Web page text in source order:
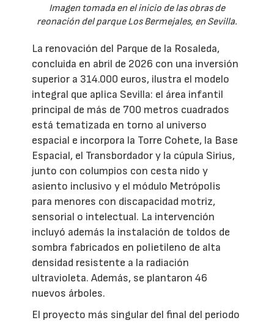
Imagen tomada en el inicio de las obras de
reonación del parque Los Bermejales, en Sevilla.
La renovación del Parque de la Rosaleda,
concluida en abril de 2026 con una inversión
superior a 314.000 euros, ilustra el modelo
integral que aplica Sevilla: el área infantil
principal de más de 700 metros cuadrados
está tematizada en torno al universo
espacial e incorpora la Torre Cohete, la Base
Espacial, el Transbordador y la cúpula Sirius,
junto con columpios con cesta nido y
asiento inclusivo y el módulo Metrópolis
para menores con discapacidad motriz,
sensorial o intelectual. La intervención
incluyó además la instalación de toldos de
sombra fabricados en polietileno de alta
densidad resistente a la radiación
ultravioleta. Además, se plantaron 46
nuevos árboles.
El proyecto más singular del final del periodo